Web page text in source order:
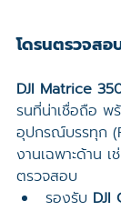
โดรนตรวจสอ
DJI Matrice
รนที่น่าเชื่อถือ พ
อุปกรณ์บรรทุก
งานเฉพาะด้าน
ตรวจสอบ
รองรับ DJI